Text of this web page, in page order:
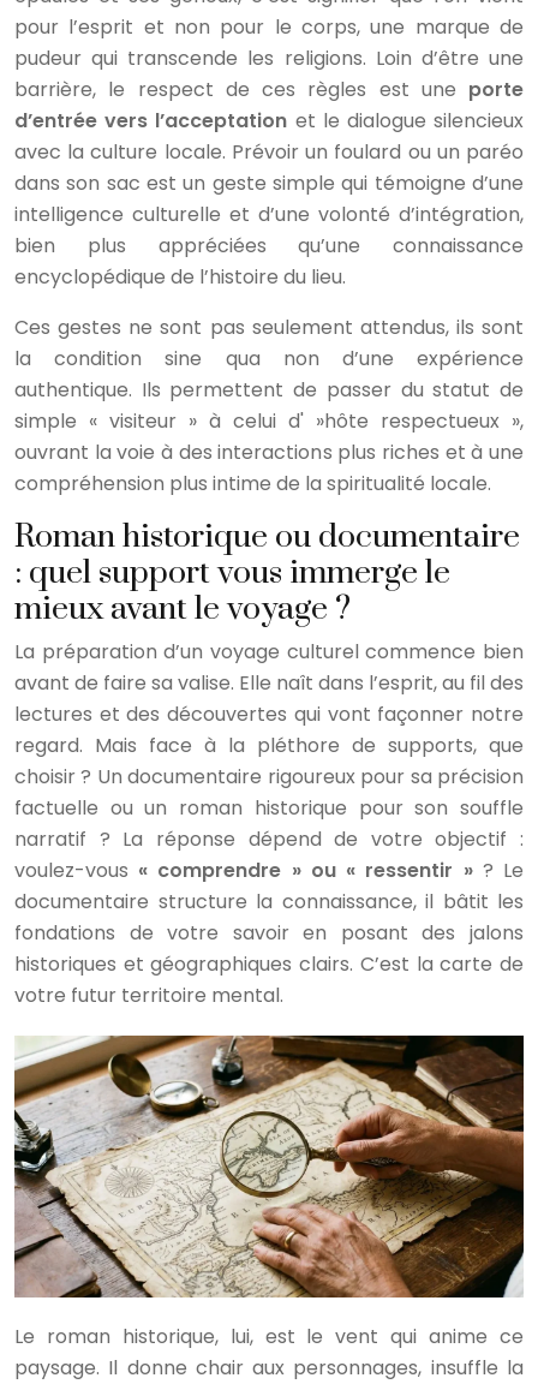
pour l’esprit et non pour le corps, une marque de
pudeur qui transcende les religions. Loin d’être une
barrière, le respect de ces règles est une porte
d’entrée vers l’acceptation et le dialogue silencieux
avec la culture locale. Prévoir un foulard ou un paréo
dans son sac est un geste simple qui témoigne d’une
intelligence culturelle et d’une volonté d’intégration,
bien plus appréciées qu’une connaissance
encyclopédique de l’histoire du lieu.
Ces gestes ne sont pas seulement attendus, ils sont
la condition sine qua non d’une expérience
authentique. Ils permettent de passer du statut de
simple « visiteur » à celui d' »hôte respectueux »,
ouvrant la voie à des interactions plus riches et à une
compréhension plus intime de la spiritualité locale.
Roman historique ou documentaire
: quel support vous immerge le
mieux avant le voyage ?
La préparation d’un voyage culturel commence bien
avant de faire sa valise. Elle naît dans l’esprit, au fil des
lectures et des découvertes qui vont façonner notre
regard. Mais face à la pléthore de supports, que
choisir ? Un documentaire rigoureux pour sa précision
factuelle ou un roman historique pour son souffle
narratif ? La réponse dépend de votre objectif :
voulez-vous « comprendre » ou « ressentir »? Le
documentaire structure la connaissance, il bâtit les
fondations de votre savoir en posant des jalons
historiques et géographiques clairs. C’est la carte de
votre futur territoire mental.
Le roman historique, lui, est le vent qui anime ce
paysage. Il donne chair aux personnages, insuffle la